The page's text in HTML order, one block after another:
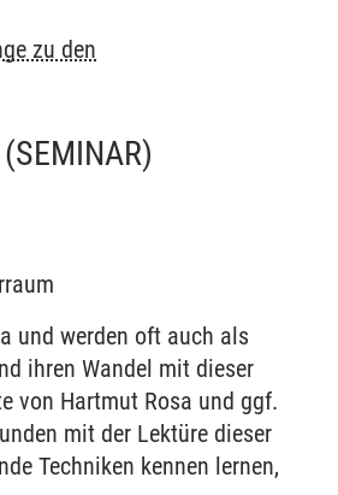
zu den
(SEMINAR)
und werden oft auch als
ihren Wandel mit dieser
von Hartmut Rosa und ggf.
mit der Lektüre dieser
Techniken kennen lernen,